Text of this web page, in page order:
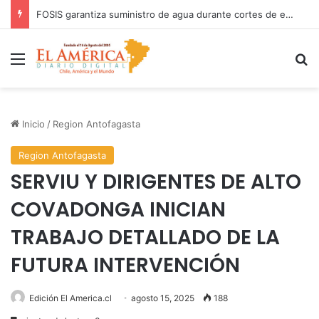
COANIQUEM inicia gira nacional para presentar Manual de Quemaduras a profesionales de la salud
Menú
Inicio / Region Antofagasta
Region Antofagasta
SERVIU Y DIRIGENTES DE ALTO
COVADONGA INICIAN
TRABAJO DETALLADO DE LA
FUTURA INTERVENCIÓN
Edición El America.cl agosto 15, 2025 188